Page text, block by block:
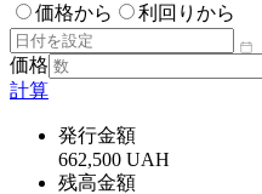
価格から
利回りから
価格
計算
発行金額
662,500 UAH
残高金額